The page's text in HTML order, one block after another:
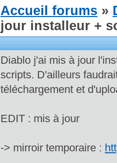
Accueil forums »
jour installeur +
Diablo j'ai mis à jour
scripts. D'ailleurs
téléchargement et
EDIT : mis à jour
-> mirroir temporaire :